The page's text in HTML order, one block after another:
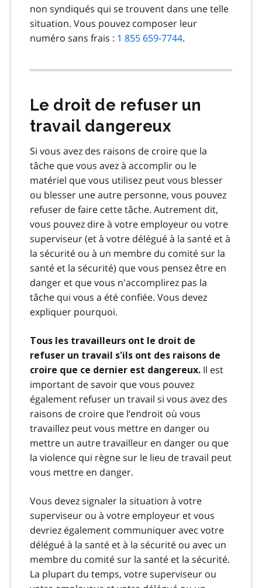
non syndiqués qui se trouvent dans une telle
situation. Vous pouvez composer leur
numéro sans frais : 1 855 659-7744.
Le droit de refuser un
travail dangereux
Si vous avez des raisons de croire que la
tâche que vous avez à accomplir ou le
matériel que vous utilisez peut vous blesser
ou blesser une autre personne, vous pouvez
refuser de faire cette tâche. Autrement dit,
vous pouvez dire à votre employeur ou votre
superviseur (et à votre délégué à la santé et à
la sécurité ou à un membre du comité sur la
santé et la sécurité) que vous pensez être en
danger et que vous n'accomplirez pas la
tâche qui vous a été confiée. Vous devez
expliquer pourquoi.
Tous les travailleurs ont le droit de
refuser un travail s'ils ont des raisons de
croire que ce dernier est dangereux. Il est
important de savoir que vous pouvez
également refuser un travail si vous avez des
raisons de croire que l’endroit où vous
travaillez peut vous mettre en danger ou
mettre un autre travailleur en danger ou que
la violence qui règne sur le lieu de travail peut
vous mettre en danger.
Vous devez signaler la situation à votre
superviseur ou à votre employeur et vous
devriez également communiquer avec votre
délégué à la santé et à la sécurité ou avec un
membre du comité sur la santé et la sécurité.
La plupart du temps, votre superviseur ou